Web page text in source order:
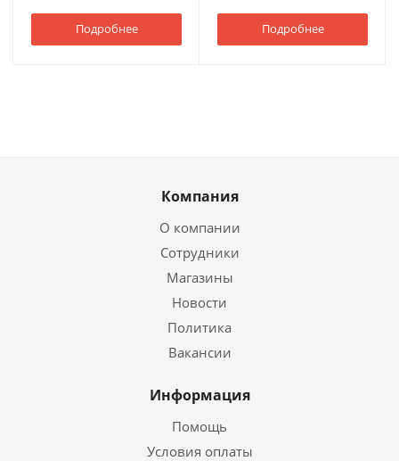
Подробнее Подробнее
Компания
О компании
Сотрудники
Магазины
Новости
Политика
Вакансии
Информация
Помощь
Условия оплаты